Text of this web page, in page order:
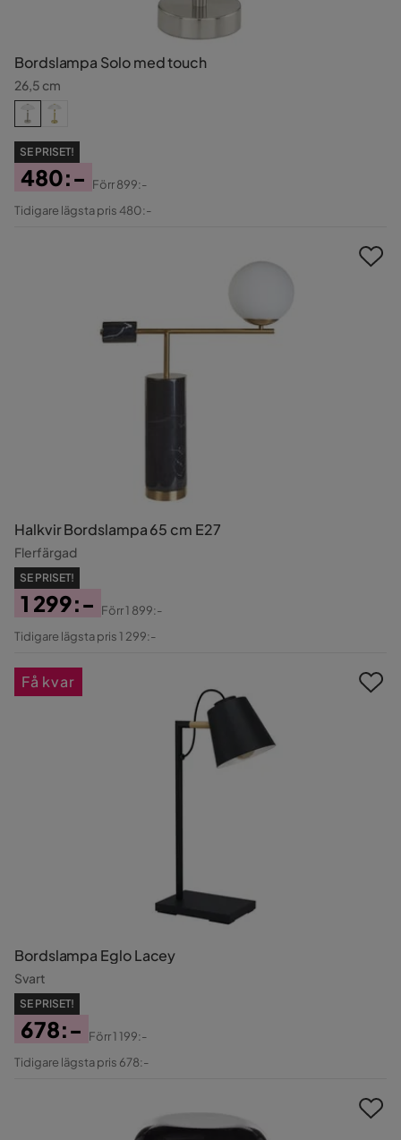
Bordslampa Solo med touch
26,5 cm
SE PRISET!
Pris
480:-
Original
Förr899:-
Tidigare lägsta pris 480:-
Halkvir Bordslampa 65 cm E27
Flerfärgad
SE PRISET!
Pris
1 299:-
Original
Förr1 899:-
Tidigare lägsta pris 1 299:-
Bordslampa Eglo Lacey
Svart
SE PRISET!
Pris
678:-
Original
Förr1 199:-
Tidigare lägsta pris 678:-
Få kvar